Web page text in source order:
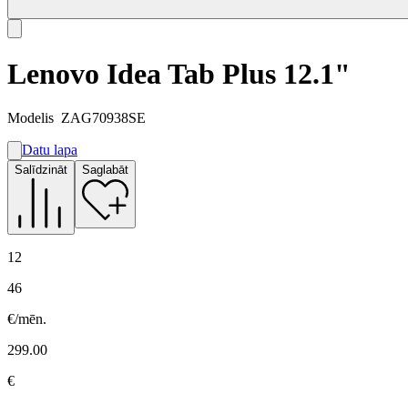
Lenovo Idea Tab Plus 12.1"
Modelis ZAG70938SE
A
F
Datu lapa
Salīdzināt Saglabāt
12
46
€/mēn.
299.00
€